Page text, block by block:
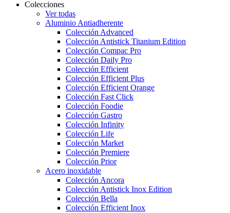
Colecciones
Ver todas
Aluminio Antiadherente
Colección Advanced
Colección Antistick Titanium Edition
Colección Compac Pro
Colección Daily Pro
Colección Efficient
Colección Efficient Plus
Colección Efficient Orange
Colección Fast Click
Colección Foodie
Colección Gastro
Colección Infinity
Colección Life
Colección Market
Colección Premiere
Colección Prior
Acero inoxidable
Colección Ancora
Colección Antistick Inox Edition
Colección Bella
Colección Efficient Inox